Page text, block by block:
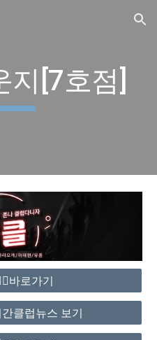
Skip to navigation
[7호점]
바로가기
클럽뉴스 보기